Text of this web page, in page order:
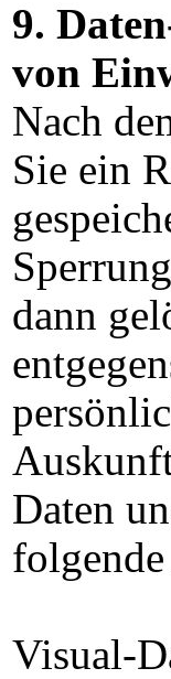
9.
von
Nach
Sie ein
dann
Daten
folgende
Visual-